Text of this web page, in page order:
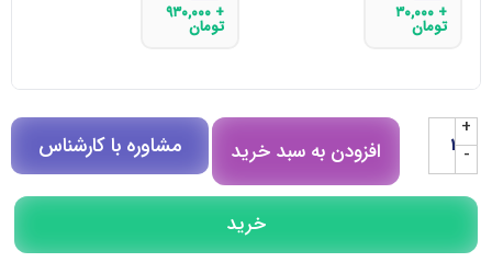
+ ۳۰,۰۰۰
تومان
+ ۹۳۰,۰۰۰
تومان
+
-
افزودن به سبد خرید مشاوره با کارشناس
مشاوره در روبیکا
تلگرام
خرید